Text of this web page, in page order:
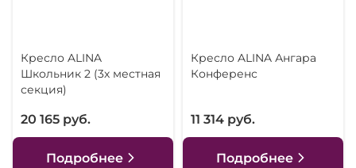
Кресло ALINA
Школьник 2 (3х местная
секция)
20 165 руб.
Подробнее
Кресло ALINA Ангара
Конференс
11 314 руб.
Подробнее